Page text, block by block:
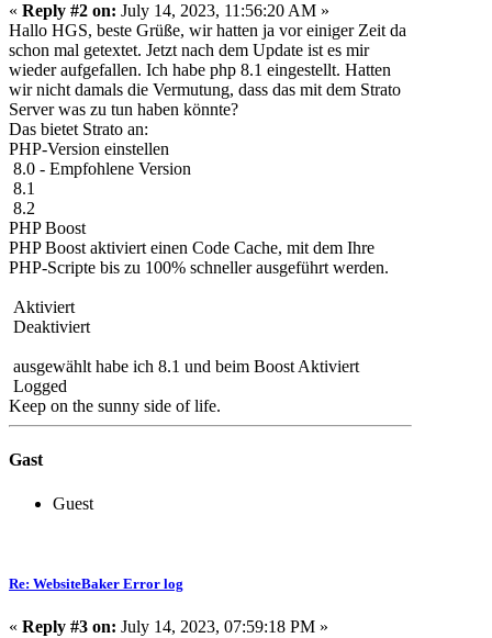
« Reply #2 on: July 14, 2023, 11:56:20 AM »
Hallo HGS, beste Grüße, wir hatten ja vor einiger Zeit da
schon mal getextet. Jetzt nach dem Update ist es mir
wieder aufgefallen. Ich habe php 8.1 eingestellt. Hatten
wir nicht damals die Vermutung, dass das mit dem Strato
Server was zu tun haben könnte?
Das bietet Strato an:
PHP-Version einstellen
8.0 - Empfohlene Version
8.1
8.2
PHP Boost
PHP Boost aktiviert einen Code Cache, mit dem Ihre
PHP-Scripte bis zu 100% schneller ausgeführt werden.
Aktiviert
Deaktiviert
ausgewählt habe ich 8.1 und beim Boost Aktiviert
Logged
Keep on the sunny side of life.
Gast
Guest
Re: WebsiteBaker Error log
« Reply #3 on: July 14, 2023, 07:59:18 PM »